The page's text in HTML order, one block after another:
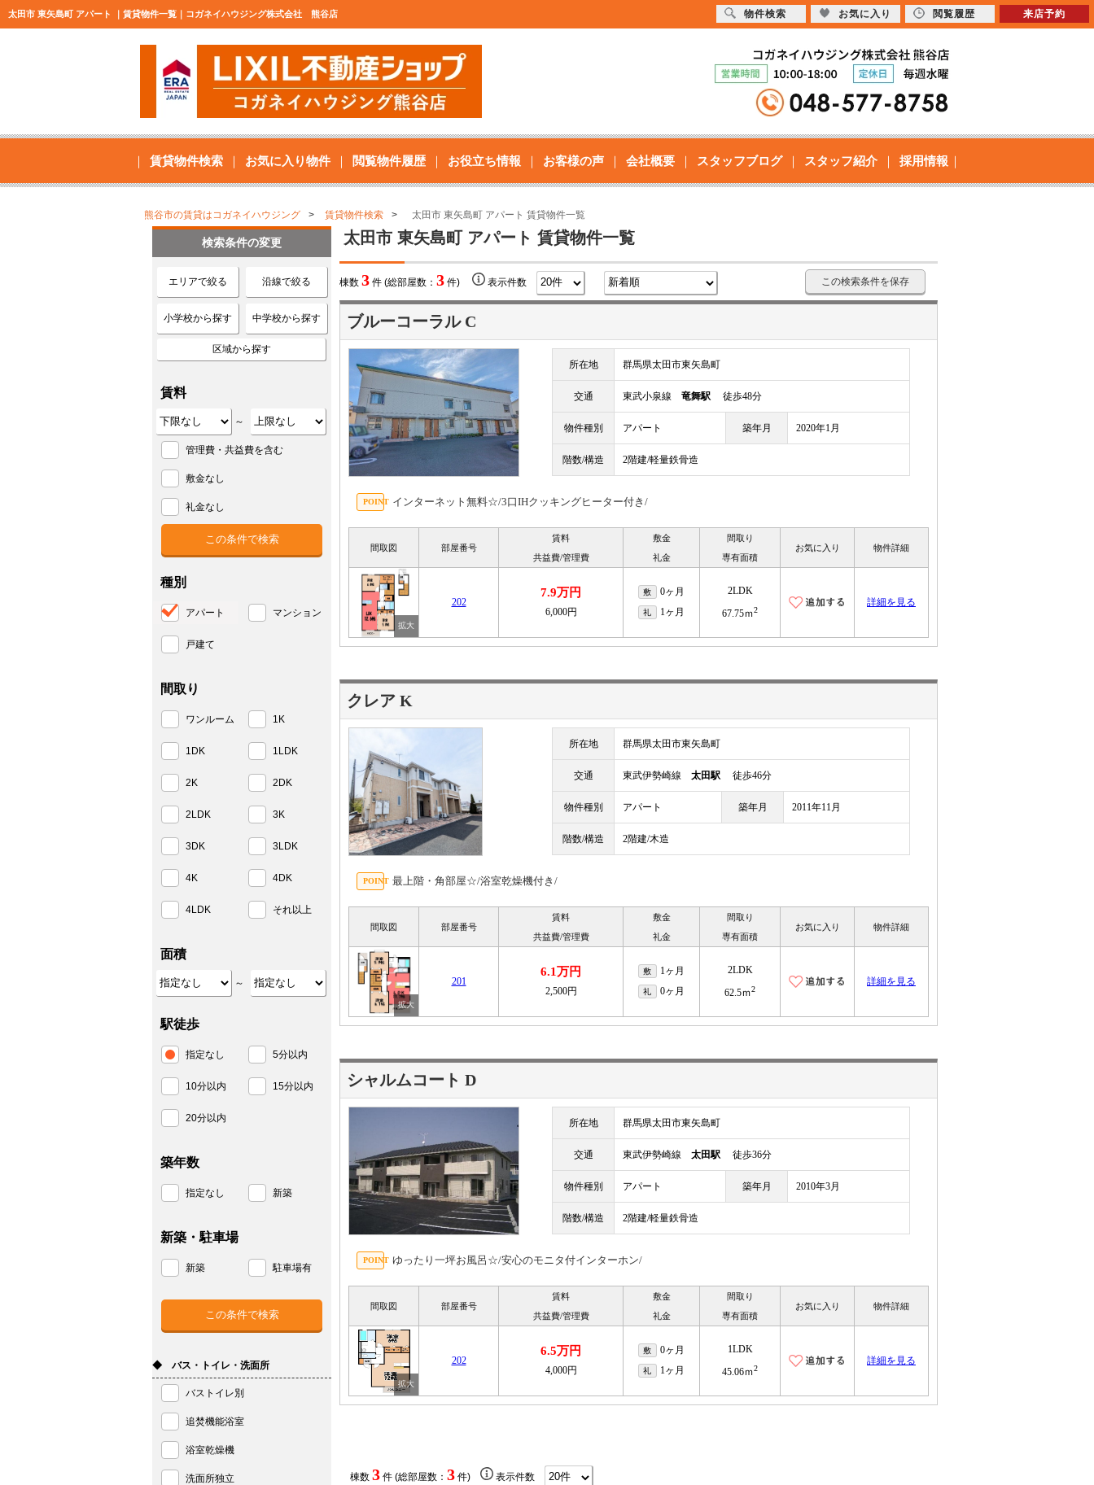
太田市 東矢島町 アパート ｜賃貸物件一覧｜コガネイハウジング株式会社 熊谷店
賃貸物件検索 お気に入り物件 閲覧物件履歴 お役立ち情報 お客様の声 会社概要 スタッフブログ スタッフ紹介 採用情報
熊谷市の賃貸はコガネイハウジング 賃貸物件検索 太田市 東矢島町 アパート 賃貸物件一覧
太田市 東矢島町 アパート 賃貸物件一覧
棟数 3 件 (総部屋数： 3 件) 表示件数 この検索条件を保存
ブルーコーラル C
所在地 群馬県太田市東矢島町
交通 東武小泉線 竜舞駅 徒歩48分
物件種別 アパート 築年月 2020年1月
階数/構造 2階建/軽量鉄骨造
インターネット無料☆/3口IHクッキングヒーター付き/
間取図 部屋番号
賃料
共益費/管理費
敷金
礼金
間取り
専有面積
お気に入り 物件詳細
202
7.9万円
6,000円
敷 0ヶ月
礼 1ヶ月
2LDK
67.75ｍ2
詳細を見る
クレア K
所在地 群馬県太田市東矢島町
交通 東武伊勢崎線 太田駅 徒歩46分
物件種別 アパート 築年月 2011年11月
階数/構造 2階建/木造
最上階・角部屋☆/浴室乾燥機付き/
間取図 部屋番号
賃料
共益費/管理費
敷金
礼金
間取り
専有面積
お気に入り 物件詳細
201
6.1万円
2,500円
敷 1ヶ月
礼 0ヶ月
2LDK
62.5ｍ2
詳細を見る
シャルムコート D
所在地 群馬県太田市東矢島町
交通 東武伊勢崎線 太田駅 徒歩36分
物件種別 アパート 築年月 2010年3月
階数/構造 2階建/軽量鉄骨造
ゆったり一坪お風呂☆/安心のモニタ付インターホン/
間取図 部屋番号
賃料
共益費/管理費
敷金
礼金
間取り
専有面積
お気に入り 物件詳細
202
6.5万円
4,000円
敷 0ヶ月
礼 1ヶ月
1LDK
45.06ｍ2
詳細を見る
棟数 3件 (総部屋数： 3件) 表示件数
検索条件の変更
エリアで絞る 沿線で絞る
小学校から探す 中学校から探す
区域から探す
賃料
～
管理費・共益費を含む
敷金なし
礼金なし
種別
アパート マンション
戸建て
間取り
ワンルーム 1K
1DK 1LDK
2K 2DK
2LDK 3K
3DK 3LDK
4K 4DK
4LDK それ以上
面積
～
駅徒歩
指定なし 5分以内
10分以内 15分以内
20分以内
築年数
指定なし 新築
新築・駐車場
新築 駐車場有
◆ バス・トイレ・洗面所
バストイレ別
追焚機能浴室
浴室乾燥機
洗面所独立
物件検索 お気に入り 閲覧履歴 来店予約